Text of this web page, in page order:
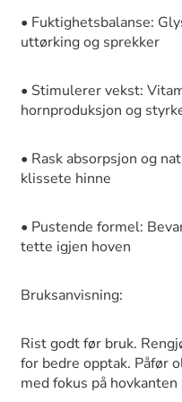
• Fuktighetsbalanse:
uttørking og sprekker
• Stimulerer vekst:
hornproduksjon og
• Rask absorpsjon og
klissete hinne
• Pustende formel:
tette igjen hoven
Bruksanvisning:
Rist godt før bruk.
for bedre opptak. Påfør
med fokus på